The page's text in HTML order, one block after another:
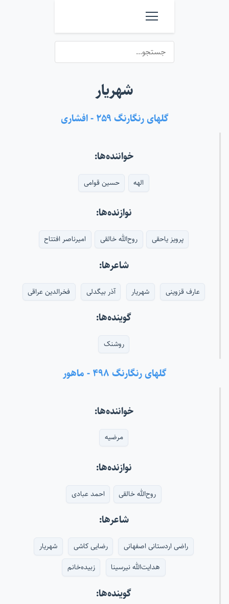
شهریار
گلهای رنگارنگ ۲۵۹ - افشاری
خواننده‌ها:
الهه حسین قوامی
نوازنده‌ها:
پرویز یاحقی روح‌الله خالقی امیرناصر افتتاح
شاعرها:
عارف قزوینی شهریار آذر بیگدلی فخرالدین عراقی
گوینده‌ها:
روشنک
گلهای رنگارنگ ۴۹۸ - ماهور
خواننده‌ها:
مرضیه
نوازنده‌ها:
روح‌الله خالقی احمد عبادی
شاعرها:
راضی اردستانی اصفهانی رضایی کاشی
شهریار
هدایت‌الله نیرسینا
زبیده‌خانم
گوینده‌ها: